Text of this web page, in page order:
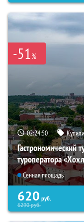
-51%
02:24:49
Гастрономический
туроператора
Сенная площадь
620 руб.
6290руб.